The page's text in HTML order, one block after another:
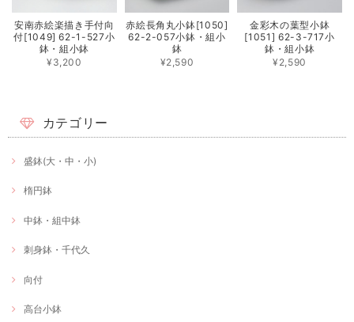
安南赤絵楽描き手付向
付[1049] 62-1-527小
鉢・組小鉢
¥3,200
赤絵長角丸小鉢[1050]
62-2-057小鉢・組小
鉢
¥2,590
金彩木の葉型小鉢
[1051] 62-3-717小
鉢・組小鉢
¥2,590
カテゴリー
盛鉢(大・中・小)
楕円鉢
中鉢・組中鉢
刺身鉢・千代久
向付
高台小鉢